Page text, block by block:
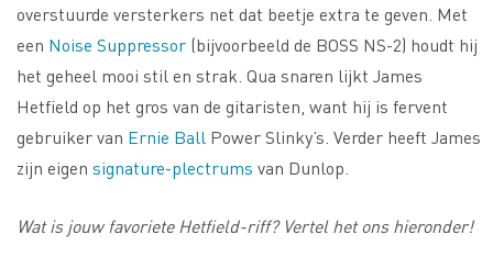
overstuurde versterkers net dat beetje extra te geven. Met
een Noise Suppressor (bijvoorbeeld de BOSS NS-2) houdt hij
het geheel mooi stil en strak. Qua snaren lijkt James
Hetfield op het gros van de gitaristen, want hij is fervent
gebruiker van Ernie Ball Power Slinky’s. Verder heeft James
zijn eigen signature-plectrums van Dunlop.
Wat is jouw favoriete Hetfield-riff? Vertel het ons hieronder!